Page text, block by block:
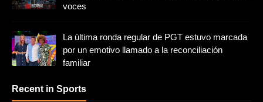
voces
La última ronda regular de PGT estuvo marcada
por un emotivo llamado a la reconciliación
familiar
Recent in Sports